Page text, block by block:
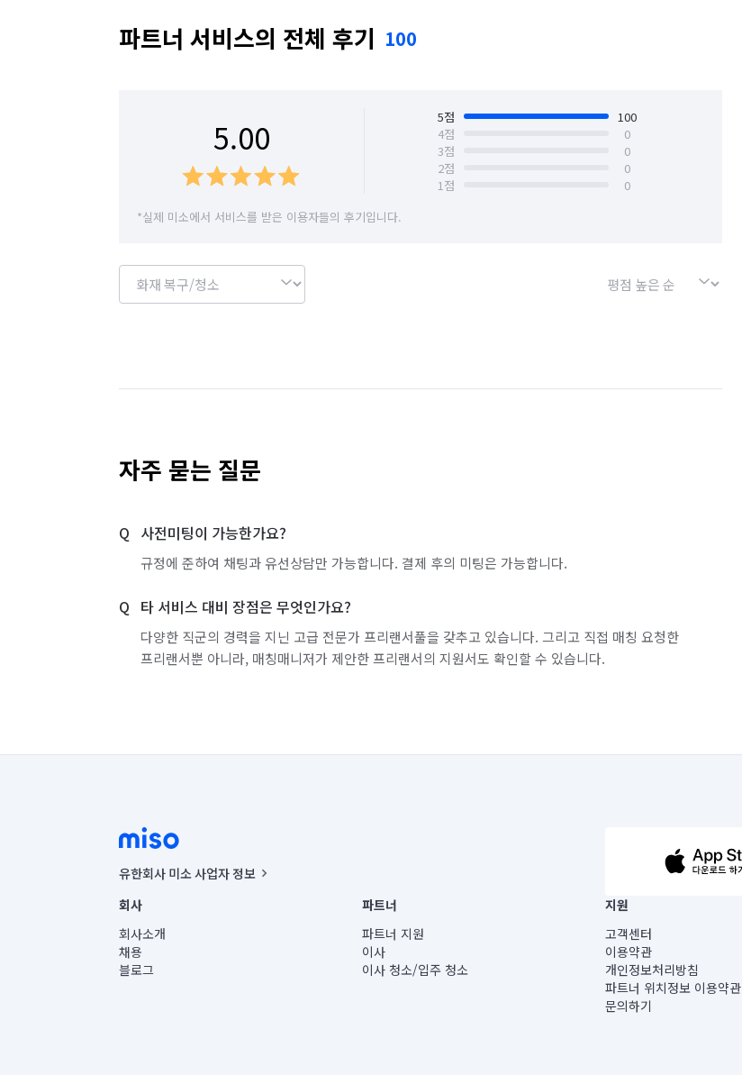
즉시 일정 조율 → 재방문 → 보완 시공까지
끝까지 책임집니다.
✨ 믿을 수 있는 청소, 차별화된 책임 시공.
이제는 결과로 보여주는 청소,
파트너 서비스의 전체 후기 100
5.00 5점
100
4점
0
3점
0
2점
0
1점
0
*실제 미소에서 서비스를 받은 이용자들의 후기입니다.
자주 묻는 질문
사전미팅이 가능한가요?
규정에 준하여 채팅과 유선상담만 가능합니다. 결제 후의 미팅은 가능합니다.
타 서비스 대비 장점은 무엇인가요?
다양한 직군의 경력을 지닌 고급 전문가 프리랜서풀을 갖추고 있습니다. 그리고 직접 매칭 요청한
프리랜서뿐 아니라, 매칭매니저가 제안한 프리랜서의 지원서도 확인할 수 있습니다.
유한회사 미소 사업자 정보
사업자등록번호 : 291-87-00271 | 인허가번호 : 2016-3220163-14-5-00019 |
통신판매신고번호 : 2024-서울종로-1400(공정거래위원회 정보) |
대표이사 : CHING VICTOR COLUMBIA RHEE
주소 | 본사: 서울특별시 종로구 율곡로 6(중학동, 트윈트리빌딩) B동 5층
컨택센터 : 서울특별시 종로구 수송동 율곡로 24, 7층, 8층 미소
회사
회사소개
채용
블로그
파트너
파트너 지원
이사
이사 청소/입주 청소
지원
고객센터
이용약관
개인정보처리방침
파트너 위치정보 이용약관
문의하기